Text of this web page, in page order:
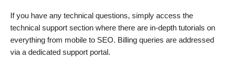
If you have any technical questions, simply access the
technical support section where there are in-depth tutorials on
everything from mobile to SEO. Billing queries are addressed
via a dedicated support portal.